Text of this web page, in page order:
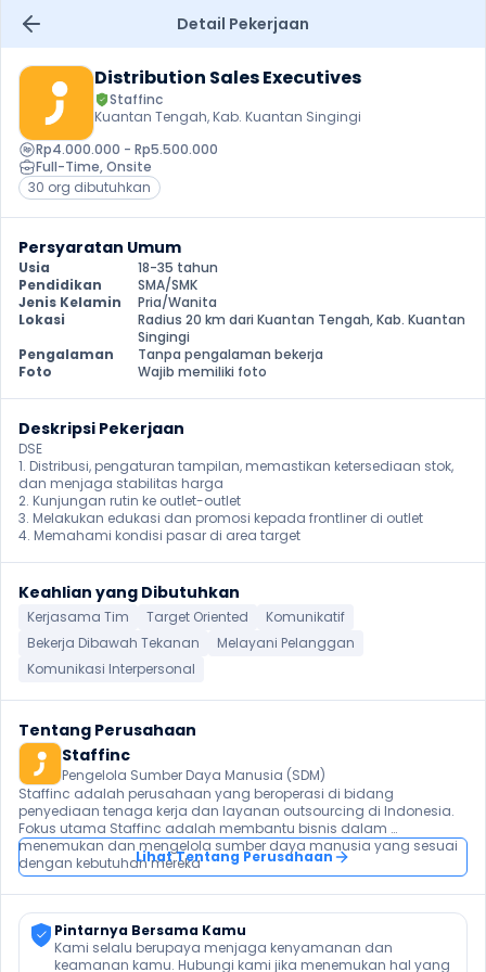
Detail Pekerjaan
Distribution Sales Executives
Staffinc
Kuantan Tengah, Kab. Kuantan Singingi
Rp4.000.000 - Rp5.500.000
Full-Time, Onsite
30 org dibutuhkan
Persyaratan Umum
Usia
18-35 tahun
Pendidikan
SMA/SMK
Jenis Kelamin
Pria/Wanita
Lokasi
Radius 20 km dari Kuantan Tengah, Kab. Kuantan
Singingi
Pengalaman
Tanpa pengalaman bekerja
Foto
Wajib memiliki foto
Deskripsi Pekerjaan
DSE
1. Distribusi, pengaturan tampilan, memastikan ketersediaan stok,
dan menjaga stabilitas harga
2. Kunjungan rutin ke outlet-outlet
3. Melakukan edukasi dan promosi kepada frontliner di outlet
4. Memahami kondisi pasar di area target
Keahlian yang Dibutuhkan
Kerjasama Tim Target Oriented
Komunikatif
Bekerja Dibawah Tekanan
Melayani Pelanggan
Komunikasi Interpersonal
Tentang Perusahaan
Staffinc
Pengelola Sumber Daya Manusia (SDM)
Staffinc adalah perusahaan yang beroperasi di bidang
penyediaan tenaga kerja dan layanan outsourcing di Indonesia.
Fokus utama Staffinc adalah membantu bisnis dalam
menemukan dan mengelola sumber daya manusia yang sesuai
Lihat Tentang Perusahaan
Pintarnya Bersama Kamu
Kami selalu berupaya menjaga kenyamanan dan
keamanan kamu. Hubungi kami jika menemukan hal yang